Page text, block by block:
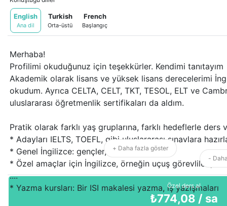
English
Ana dil
Turkish
Orta-üstü
French
Başlangıç
Merhaba!
Profilimi okuduğunuz için teşekkürler. Kendimi tanıtayım
Akademik olarak lisans ve yüksek lisans derecelerimi
okudum. Ayrıca CELTA, CELT, TKT, TESOL, ELT ve
uluslararası öğretmenlik sertifikaları da aldım.
Pratik olarak farklı yaş gruplarına, farklı hedeflerle ders
* Adayları IELTS, TOEFL, gibi uluslararası sınavlara
* Genel İngilizce: gençler, yetişkinler
* Özel amaçlar için İngilizce, örneğin uçuş görevlileri,
....
* Yazma kursları: Bir ISI makalesi yazma, iş yazışmaları
+ Daha fazla göster
-
Özel ders al
₺774,08 / sa